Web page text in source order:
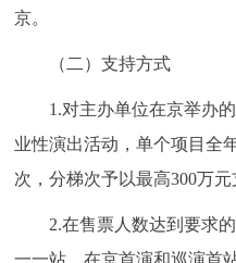
京。
（二）支持方式
1.对主办单位在京举办的
业性演出活动，单个项目全
次，分梯次予以最高300万元
2.在售票人数达到要求的
一一站、在京首演和巡演首